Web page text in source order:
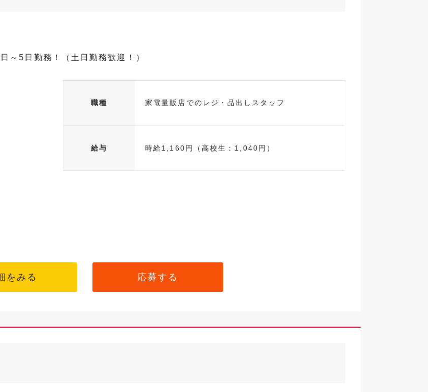
5日勤務！（土日勤務歓迎！）
職種 家電量販店でのレジ・品出しスタッフ
給与 時給1,160円（高校生：1,040円）
をみる 応募する